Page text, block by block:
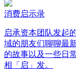
消费启示录
启承资本团队发起
域的朋友们聊聊最
的故事以及一些日
相「启」发。